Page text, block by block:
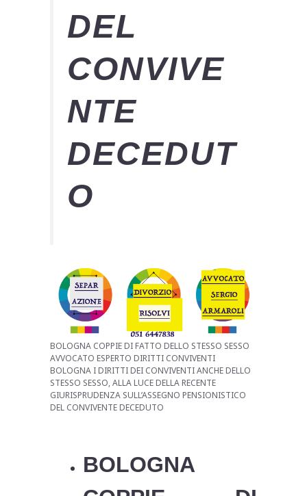
DEL
CONVIVE
NTE
DECEDUT
O
BOLOGNA COPPIE DI FATTO DELLO STESSO SESSO
AVVOCATO ESPERTO DIRITTI CONVIVENTI
BOLOGNA I DIRITTI DEI CONVIVENTI ANCHE DELLO
STESSO SESSO, ALLA LUCE DELLA RECENTE
GIURISPRUDENZA SULL’ASSEGNO PENSIONISTICO
DEL CONVIVENTE DECEDUTO
BOLOGNA